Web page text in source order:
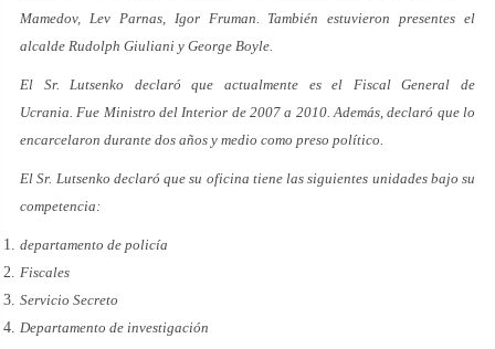
Mamedov, Lev Parnas, Igor Fruman. También estuvieron presentes el
alcalde Rudolph Giuliani y George Boyle.
El Sr. Lutsenko declaró que actualmente es el Fiscal General de
Ucrania. Fue Ministro del Interior de 2007 a 2010. Además, declaró que lo
encarcelaron durante dos años y medio como preso político.
El Sr. Lutsenko declaró que su oficina tiene las siguientes unidades bajo su
competencia:
departamento de policía
Fiscales
Servicio Secreto
Departamento de investigación